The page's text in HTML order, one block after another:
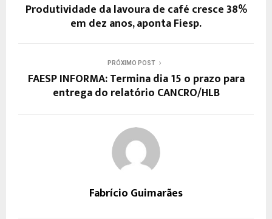
Produtividade da lavoura de café cresce 38%
em dez anos, aponta Fiesp.
PRÓXIMO POST
FAESP INFORMA: Termina dia 15 o prazo para
entrega do relatório CANCRO/HLB
Fabrício Guimarães